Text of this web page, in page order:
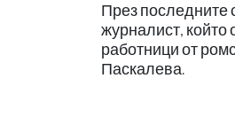
През последните
журналист, който
работници от
Паскалева.